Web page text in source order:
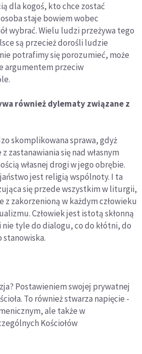
dla kogoś, kto chce zostać
staje bowiem wobec
wybrać. Wielu ludzi przeżywa tego
są przecież dorośli ludzie
potrafimy się porozumieć, może
argumentem przeciw
również dylematy związane z
skomplikowana sprawa, gdyż
zastanawiania się nad własnym
własnej drogi w jego obrębie.
jest religią wspólnoty. I ta
się przede wszystkim w liturgii,
z zakorzenioną w każdym człowieku
Człowiek jest istotą skłonną
tyle do dialogu, co do kłótni, do
stanowiska.
Postawieniem swojej prywatnej
To również stwarza napięcie -
ale także w
Kościołów